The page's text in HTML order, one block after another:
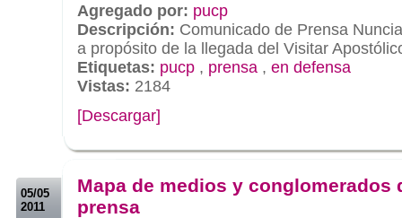
Agregado por: pucp
Descripción: Comunicado de Prensa
a propósito de la llegada del Visitar
Etiquetas: pucp , prensa , en defensa
Vistas: 2184
[Descargar]
05/05
2011
Mapa de medios y conglomerados
prensa